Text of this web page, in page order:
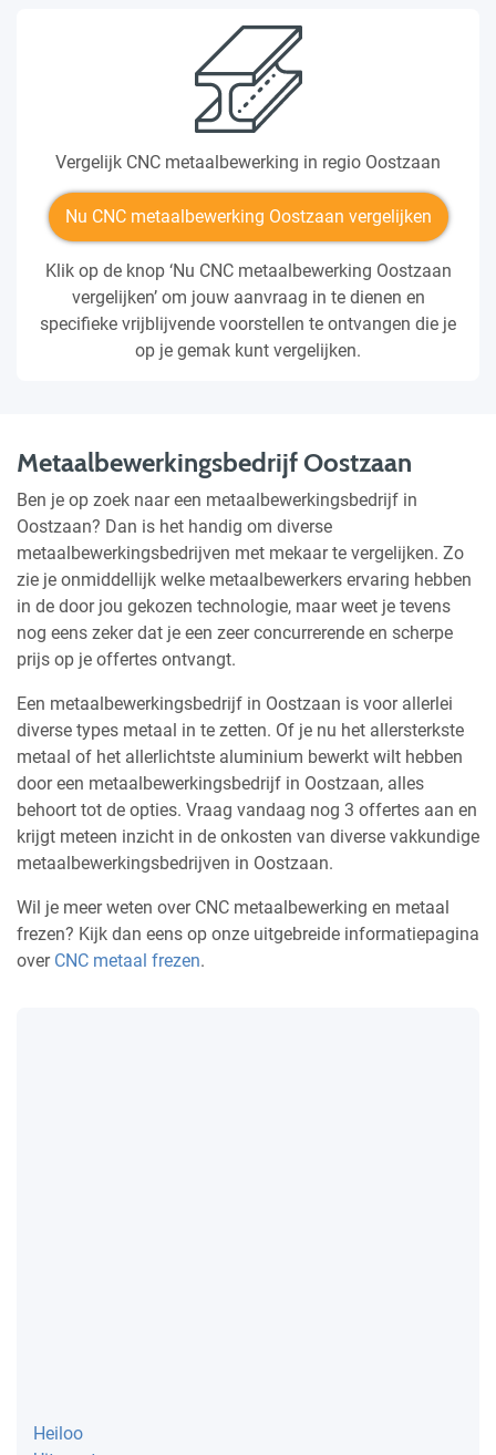
Vergelijk CNC metaalbewerking in regio Oostzaan
Nu CNC metaalbewerking Oostzaan vergelijken
Klik op de knop ‘Nu CNC metaalbewerking Oostzaan
vergelijken’ om jouw aanvraag in te dienen en
specifieke vrijblijvende voorstellen te ontvangen die je
op je gemak kunt vergelijken.
Metaalbewerkingsbedrijf Oostzaan
Ben je op zoek naar een metaalbewerkingsbedrijf in
Oostzaan? Dan is het handig om diverse
metaalbewerkingsbedrijven met mekaar te vergelijken. Zo
zie je onmiddellijk welke metaalbewerkers ervaring hebben
in de door jou gekozen technologie, maar weet je tevens
nog eens zeker dat je een zeer concurrerende en scherpe
prijs op je offertes ontvangt.
Een metaalbewerkingsbedrijf in Oostzaan is voor allerlei
diverse types metaal in te zetten. Of je nu het allersterkste
metaal of het allerlichtste aluminium bewerkt wilt hebben
door een metaalbewerkingsbedrijf in Oostzaan, alles
behoort tot de opties. Vraag vandaag nog 3 offertes aan en
krijgt meteen inzicht in de onkosten van diverse vakkundige
metaalbewerkingsbedrijven in Oostzaan.
Wil je meer weten over CNC metaalbewerking en metaal
frezen? Kijk dan eens op onze uitgebreide informatiepagina
over CNC metaal frezen.
Heiloo